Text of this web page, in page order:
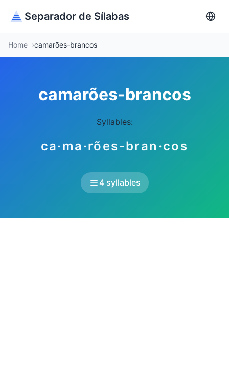
Separador de Sílabas
Home camarões-brancos
camarões-brancos
Syllables:
ca·ma·rões-bran·cos
4 syllables